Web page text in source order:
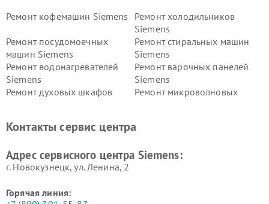
Ремонт кофемашин Siemens
Ремонт холодильников
Siemens
Ремонт посудомоечных
машин Siemens
Ремонт стиральных машин
Siemens
Ремонт водонагревателей
Siemens
Ремонт варочных панелей
Siemens
Ремонт духовых шкафов
Ремонт микроволновых
Siemens
Siemens
Siemens
Siemens
Контакты сервис центра
Адрес сервисного центра Siemens:
г. Новокузнецк, ул. Ленина, 2
Горячая линия: